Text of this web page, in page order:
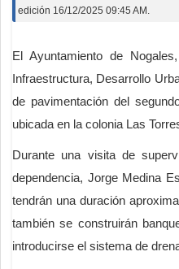
edición 16/12/2025 09:45 AM.
El Ayuntamiento de
Infraestructura, Desarrollo
de pavimentación del
ubicada en la colonia Las
Durante una visita de
dependencia, Jorge Medina
tendrán una duración
también se construirán
introducirse el sistema de